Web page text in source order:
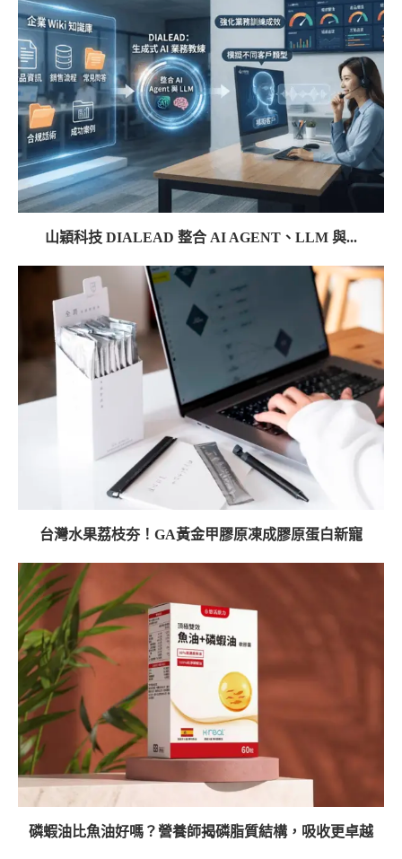
山穎科技 DIALEAD 整合 AI AGENT、LLM 與...
台灣水果荔枝夯！GA黃金甲膠原凍成膠原蛋白新寵
磷蝦油比魚油好嗎？營養師揭磷脂質結構，吸收更卓越